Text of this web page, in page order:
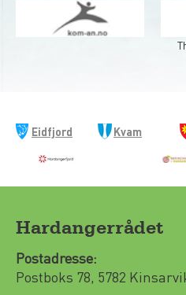
Eidfjord
Kvam
Hardangerrådet
Postadresse:
Postboks 78, 5782